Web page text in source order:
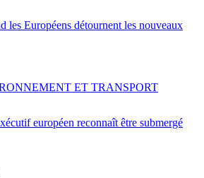
les Européens détournent les nouveaux
européen reconnaît être submergé
ET TRANSPORT